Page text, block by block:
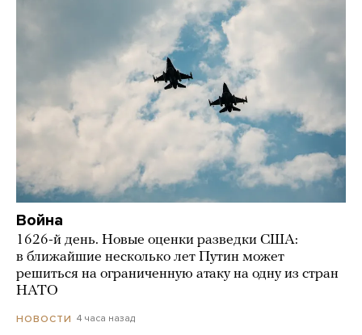
Война
1626-й день. Новые оценки разведки США:
в ближайшие несколько лет Путин может
решиться на ограниченную атаку на одну из стран
НАТО
НОВОСТИ 4 часа назад